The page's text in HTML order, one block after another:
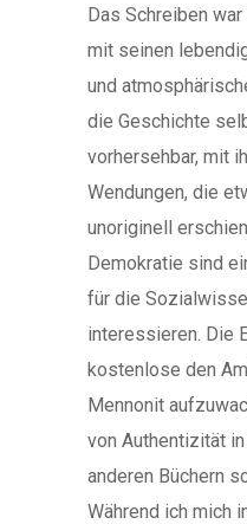
Das Schreiben
mit seinen
und
die Geschichte
vorhersehbar, mit
Wendungen, die
unoriginell
Demokratie sind
für die
interessieren. Die
kostenlose den
Mennonit
von Authentizität
anderen Büchern
Während ich mich